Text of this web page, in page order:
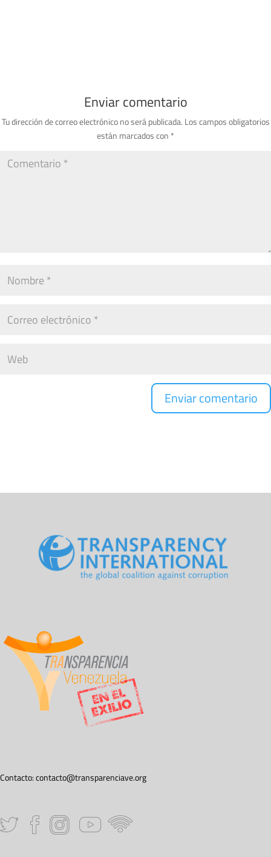
Enviar comentario
Tu dirección de correo electrónico no será publicada. Los campos obligatorios
están marcados con *
Contacto:contacto@transparenciave.org